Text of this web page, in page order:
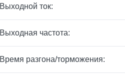
Выходной ток:
Выходная частота:
Время разгона/торможения: